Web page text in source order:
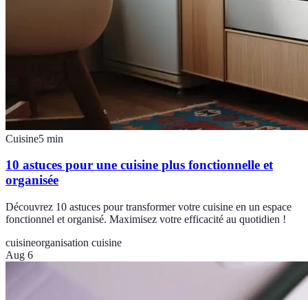
Cuisine5 min
10 astuces pour une cuisine plus fonctionnelle et
organisée
Découvrez 10 astuces pour transformer votre cuisine en un espace
fonctionnel et organisé. Maximisez votre efficacité au quotidien !
cuisineorganisation cuisine
Aug 6